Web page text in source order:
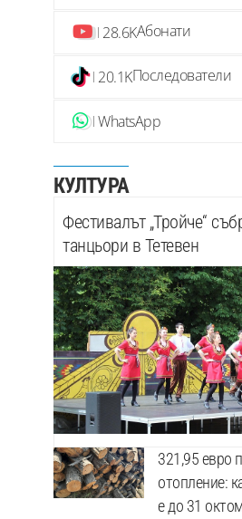
28.6KАбонати
20.1KПоследователи
WhatsApp
КУЛТУРА
Фестивалът „Тройче“
танцьори в Тетевен
321,95 евро
отопление:
е до 31